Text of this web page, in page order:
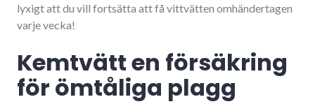
lyxigt att du vill fortsätta att få vittvätten omhändertagen
varje vecka!
Kemtvätt en försäkring
för ömtåliga plagg